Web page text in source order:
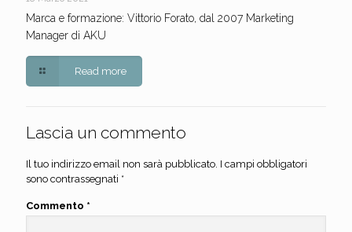
Marca e formazione: Vittorio Forato, dal 2007 Marketing
Manager di AKU
Read more
Lascia un commento
Il tuo indirizzo email non sarà pubblicato. I campi obbligatori
sono contrassegnati *
Commento *